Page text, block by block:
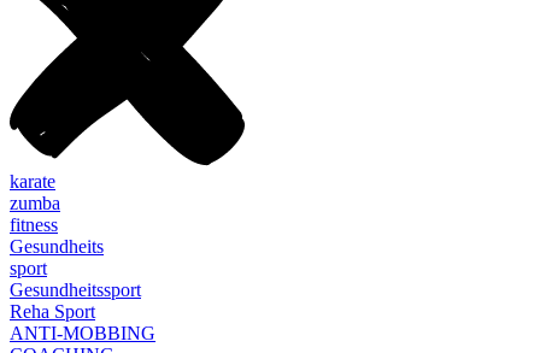
karate
zumba
fitness
Gesundheits
sport
Gesundheitssport
Reha Sport
ANTI-MOBBING